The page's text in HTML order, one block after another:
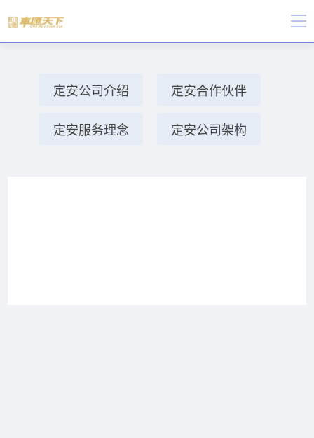
定安公司介绍 定安合作伙伴
定安服务理念 定安公司架构